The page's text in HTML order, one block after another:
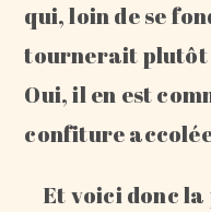
qui, loin de se
tournerait
Oui, il en est
confiture
Et voici donc la